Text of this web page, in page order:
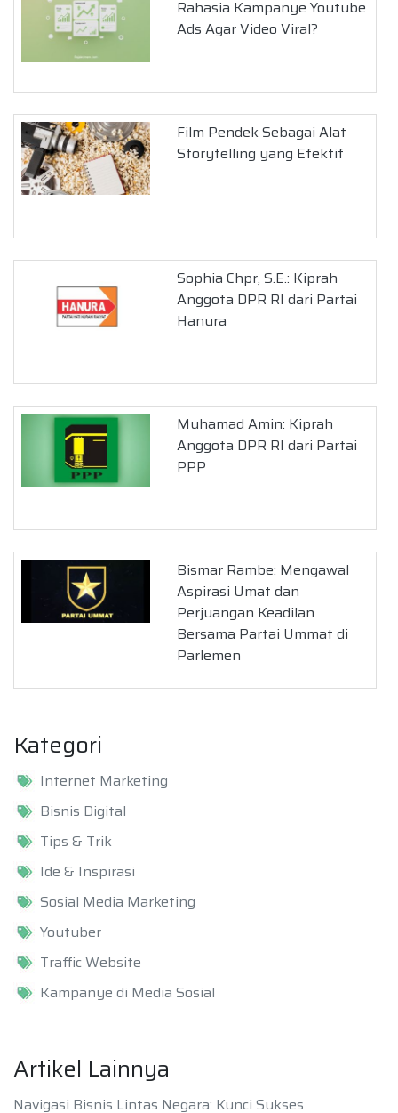
Rahasia Kampanye Youtube
Ads Agar Video Viral?
Film Pendek Sebagai Alat
Storytelling yang Efektif
Sophia Chpr, S.E.: Kiprah
Anggota DPR RI dari Partai
Hanura
Muhamad Amin: Kiprah
Anggota DPR RI dari Partai
PPP
Bismar Rambe: Mengawal
Aspirasi Umat dan
Perjuangan Keadilan
Bersama Partai Ummat di
Parlemen
Kategori
Internet Marketing
Bisnis Digital
Tips & Trik
Ide & Inspirasi
Sosial Media Marketing
Youtuber
Traffic Website
Kampanye di Media Sosial
Artikel Lainnya
Navigasi Bisnis Lintas Negara: Kunci Sukses